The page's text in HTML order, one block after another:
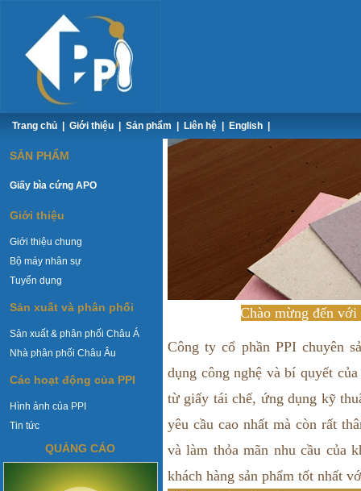
Trang chủ Giới thiệu Sản phẩm Liên hệ English
SẢN PHẨM
Giấy bìa cứng APO
Giới thiệu
Giới thiệu chung
Bộ máy nhân sự
Tuyển dụng
Sản xuất và phân phối
Sản xuất & phân phối Châu Á
Nhà phân phối Châu Âu
Các hoạt động của PPI
Hình ảnh của PPI
Tin tức
QUẢNG CÁO
Chào mừng đến
Công ty cổ phần PPI chuyên
dụng công nghệ và bí quyết
từ giấy tái chế, ứng dụng kỹ
yêu cầu cao nhất mà còn rất
và làm thỏa mãn nhu cầu của
khách hàng sản phẩm tốt nhất